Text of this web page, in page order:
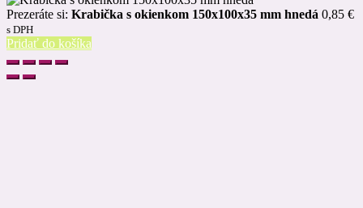
Prezeráte si: Krabička s okienkom 150x100x35 mm hnedá 0,85 €
s DPH
Pridať do košíka